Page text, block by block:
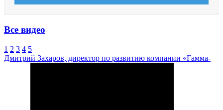
Все видео
1 2 3 4 5
Дмитрий Захаров, директор по развитию компании «Гамма-